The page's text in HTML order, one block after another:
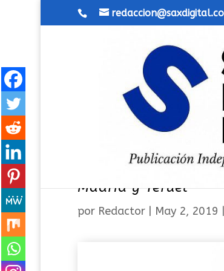
La escritora
Madrid y Teruel
por Redactor| May 2, 2019